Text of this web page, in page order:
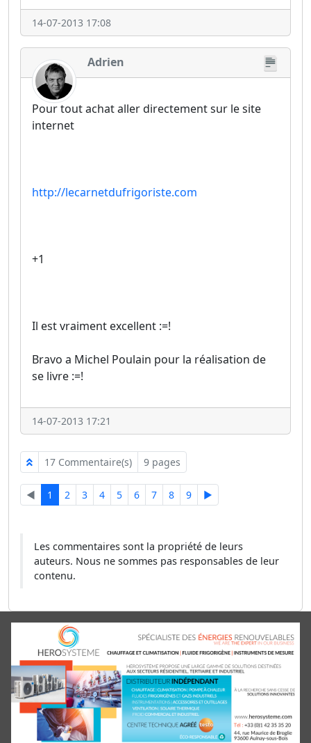
14-07-2013 17:08
Adrien
Pour tout achat aller directement sur le site
internet
http://lecarnetdufrigoriste.com
+1
Il est vraiment excellent :=!
Bravo a Michel Poulain pour la réalisation de
se livre :=!
14-07-2013 17:21
17 Commentaire(s) 9 pages
◄ 1 2 3 4 5 6 7 8 9 ►
Les commentaires sont la propriété de leurs
auteurs. Nous ne sommes pas responsables de leur
contenu.